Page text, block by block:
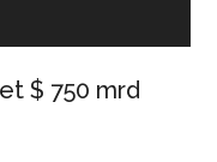
$ 750 mrd